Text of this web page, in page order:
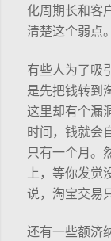
化周期长和客
清楚这个弱点。
有些人为了吸
是先把钱转到
这里却有个漏
时间，钱就会
只有一个月。
上，等你发觉
说，淘宝交易
还有一些额济